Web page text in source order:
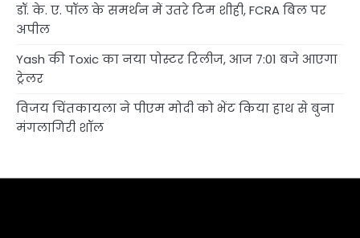
डॉ. के. ए. पॉल के समर्थन में उतरे टिम शीही, FCRA बिल पर
अपील
Yash की Toxic का नया पोस्टर रिलीज, आज 7:01 बजे आएगा
ट्रेलर
विजय चिंतकायला ने पीएम मोदी को भेंट किया हाथ से बुना
मंगलागिरी शॉल